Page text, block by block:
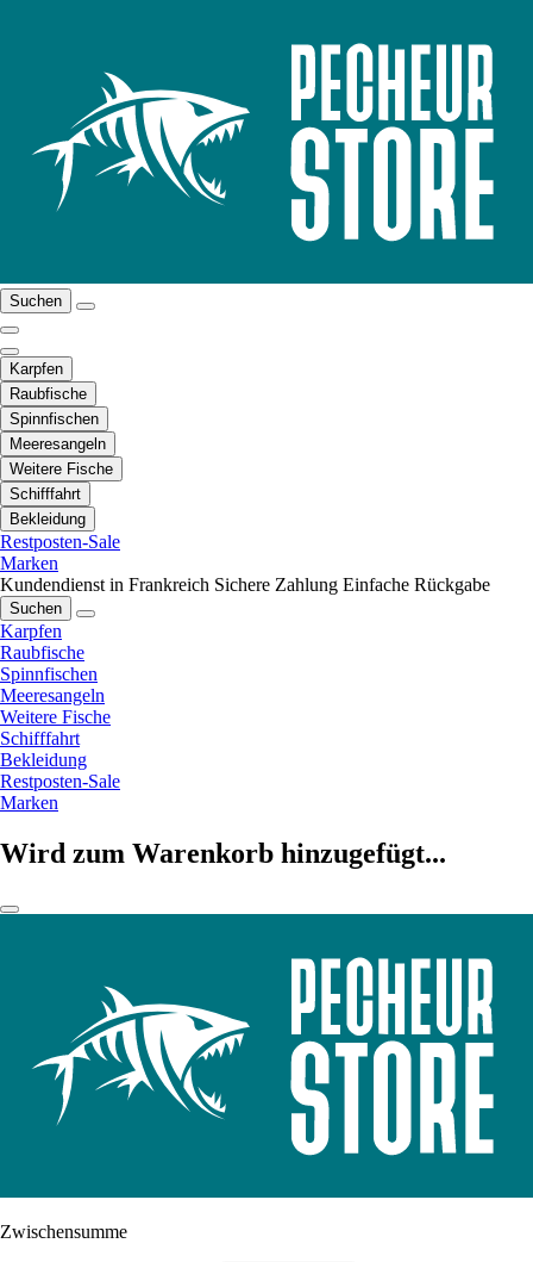
Suchen
Karpfen
Raubfische
Spinnfischen
Meeresangeln
Weitere Fische
Schifffahrt
Bekleidung
Restposten-Sale
Marken
Kundendienst in Frankreich Sichere Zahlung Einfache Rückgabe
Suchen
Karpfen
Raubfische
Spinnfischen
Meeresangeln
Weitere Fische
Schifffahrt
Bekleidung
Restposten-Sale
Marken
Wird zum Warenkorb hinzugefügt...
Zwischensumme